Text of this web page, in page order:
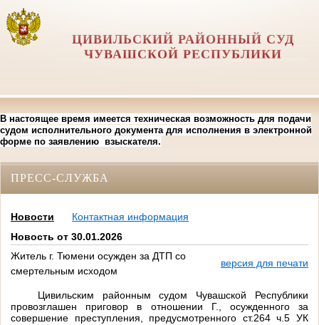
ЦИВИЛЬСКИЙ РАЙОННЫЙ СУД
ЧУВАШСКОЙ РЕСПУБЛИКИ
В настоящее время имеется техническая возможность для подачи
судом исполнительного документа для исполнения в электронной
форме по заявлению взыскателя.
ПРЕСС-СЛУЖБА
Новости
Контактная информация
Новость от 30.01.2026
Житель г. Тюмени осужден за ДТП со
смертельным исходом
версия для печати
Цивильским районным судом Чувашской Республики
провозглашен приговор в отношении Г., осужденного за
совершение преступления, предусмотренного ст.264 ч.5 УК